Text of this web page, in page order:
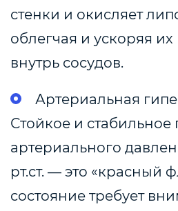
стенки и окисляет
облегчая и ускоряя
внутрь сосудов.
Артериальная
Стойкое и
артериального
рт.ст. — это «красный
состояние требует